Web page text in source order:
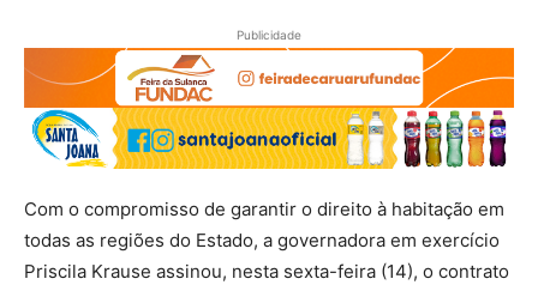
Publicidade
Com o compromisso de garantir o direito à habitação em
todas as regiões do Estado, a governadora em exercício
Priscila Krause assinou, nesta sexta-feira (14), o contrato